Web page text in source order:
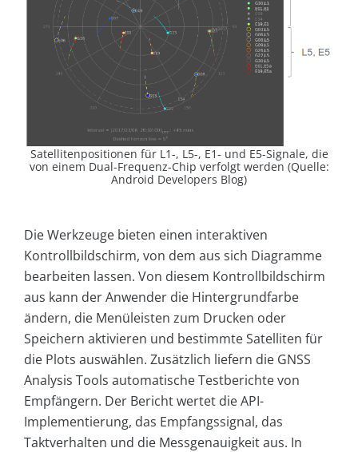
Satellitenpositionen für L1-, L5-, E1- und E5-Signale, die
von einem Dual-Frequenz-Chip verfolgt werden (Quelle:
Android Developers Blog)
Die Werkzeuge bieten einen interaktiven
Kontrollbildschirm, von dem aus sich Diagramme
bearbeiten lassen. Von diesem Kontrollbildschirm
aus kann der Anwender die Hintergrundfarbe
ändern, die Menüleisten zum Drucken oder
Speichern aktivieren und bestimmte Satelliten für
die Plots auswählen. Zusätzlich liefern die GNSS
Analysis Tools automatische Testberichte von
Empfängern. Der Bericht wertet die API-
Implementierung, das Empfangssignal, das
Taktverhalten und die Messgenauigkeit aus. In